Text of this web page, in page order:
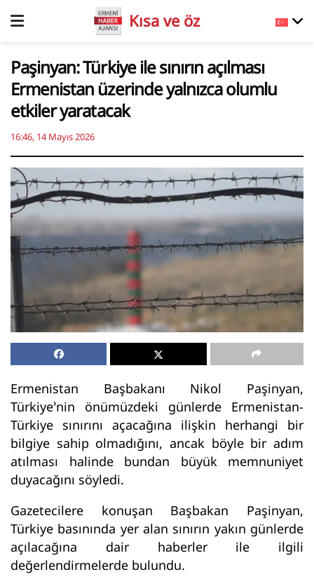
Kısa ve öz
Paşinyan: Türkiye ile sınırın açılması
Ermenistan üzerinde yalnızca olumlu
etkiler yaratacak
16:46, 14 Mayıs 2026
Ermenistan Başbakanı Nikol Paşinyan,
Türkiye’nin önümüzdeki günlerde Ermenistan-
Türkiye sınırını açacağına ilişkin herhangi bir
bilgiye sahip olmadığını, ancak böyle bir adım
atılması halinde bundan büyük memnuniyet
duyacağını söyledi.
Gazetecilere konuşan Başbakan Paşinyan,
Türkiye basınında yer alan sınırın yakın günlerde
açılacağına dair haberler ile ilgili
değerlendirmelerde bulundu.